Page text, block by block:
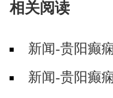
相关阅读
新闻-贵阳癫
发作?新闻-贵阳癫